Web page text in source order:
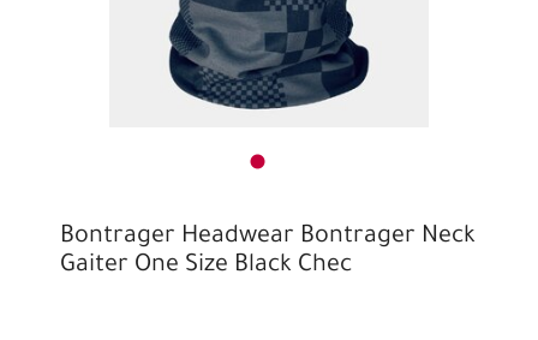
Bontrager Headwear Bontrager Neck
Gaiter One Size Black Chec